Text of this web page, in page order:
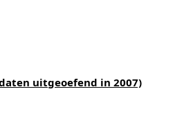
uitgeoefend in 2007)